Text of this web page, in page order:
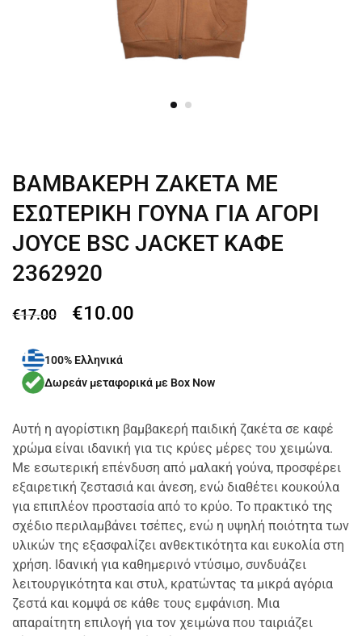
ΒΑΜΒΑΚΕΡΗ ΖΑΚΕΤΑ ΜΕ
ΕΣΩΤΕΡΙΚΗ ΓΟΥΝΑ ΓΙΑ ΑΓΟΡΙ
JOYCE BSC JACKET ΚΑΦΕ
2362920
€17.00 €10.00
100% Ελληνικά
Δωρεάν μεταφορικά με Box Now
Αυτή η αγορίστικη βαμβακερή παιδική ζακέτα σε καφέ
χρώμα είναι ιδανική για τις κρύες μέρες του χειμώνα.
Με εσωτερική επένδυση από μαλακή γούνα, προσφέρει
εξαιρετική ζεστασιά και άνεση, ενώ διαθέτει κουκούλα
για επιπλέον προστασία από το κρύο. Το πρακτικό της
σχέδιο περιλαμβάνει τσέπες, ενώ η υψηλή ποιότητα των
υλικών της εξασφαλίζει ανθεκτικότητα και ευκολία στη
χρήση. Ιδανική για καθημερινό ντύσιμο, συνδυάζει
λειτουργικότητα και στυλ, κρατώντας τα μικρά αγόρια
ζεστά και κομψά σε κάθε τους εμφάνιση. Μια
απαραίτητη επιλογή για τον χειμώνα που ταιριάζει